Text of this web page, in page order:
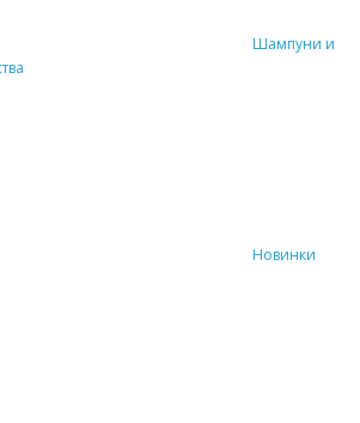
Шампуни и
Новинки